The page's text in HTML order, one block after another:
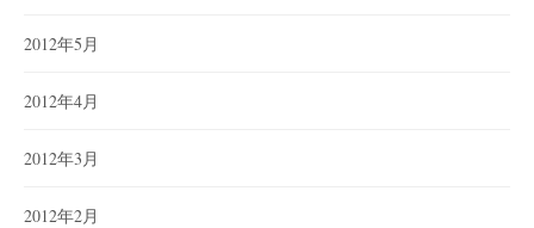
2012年5月
2012年4月
2012年3月
2012年2月